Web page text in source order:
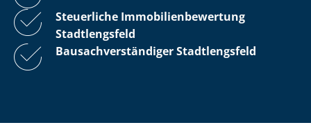
Steuerliche Im­mo­bi­li­en­be­wer­tung
Stadtlengsfeld
Bau­sach­ver­stän­di­ger Stadtlengsfeld